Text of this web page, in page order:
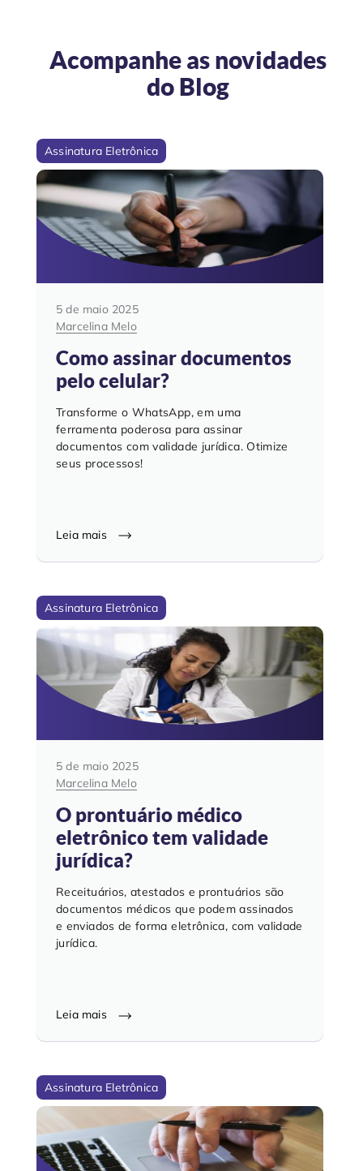
Acompanhe as novidades
do Blog
Assinatura Eletrônica
5 de maio 2025
Marcelina Melo
Como assinar documentos
pelo celular?
Transforme o WhatsApp, em uma
ferramenta poderosa para assinar
documentos com validade jurídica. Otimize
seus processos!
Leia mais
Assinatura Eletrônica
5 de maio 2025
Marcelina Melo
O prontuário médico
eletrônico tem validade
jurídica?
Receituários, atestados e prontuários são
documentos médicos que podem assinados
e enviados de forma eletrônica, com validade
jurídica.
Leia mais
Assinatura Eletrônica